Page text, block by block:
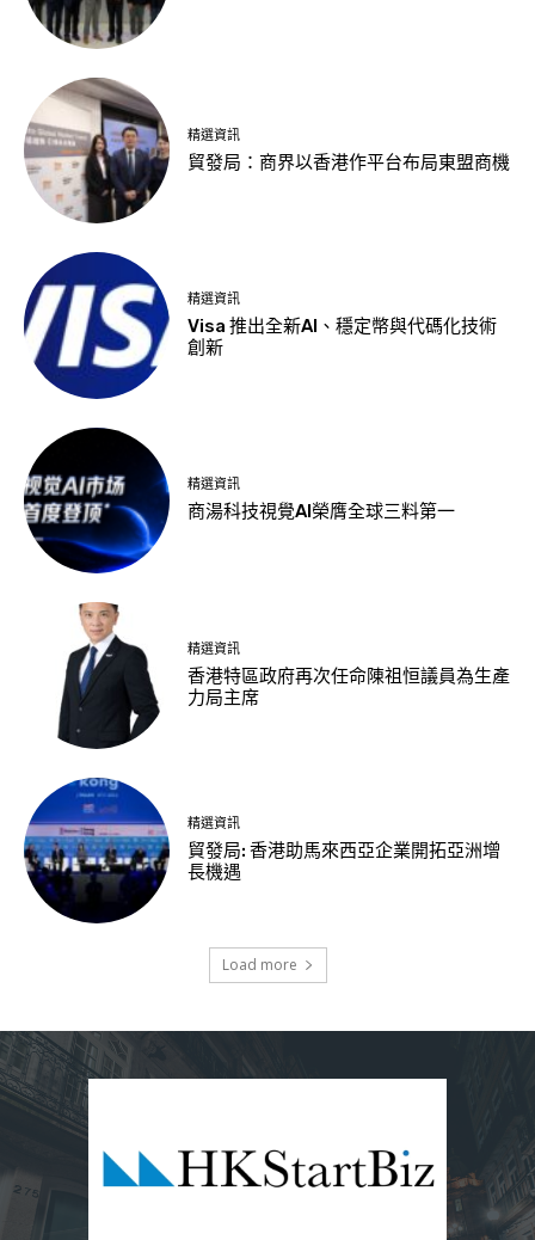
精選資訊
貿發局：商界以香港作平台布局東盟商機
精選資訊
Visa 推出全新AI、穩定幣與代碼化技術
創新
精選資訊
商湯科技視覺AI榮膺全球三料第一
精選資訊
香港特區政府再次任命陳祖恒議員為生產
力局主席
精選資訊
貿發局: 香港助馬來西亞企業開拓亞洲增
長機遇
Load more